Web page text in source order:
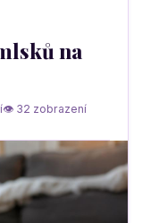
na
👁 32 zobrazení